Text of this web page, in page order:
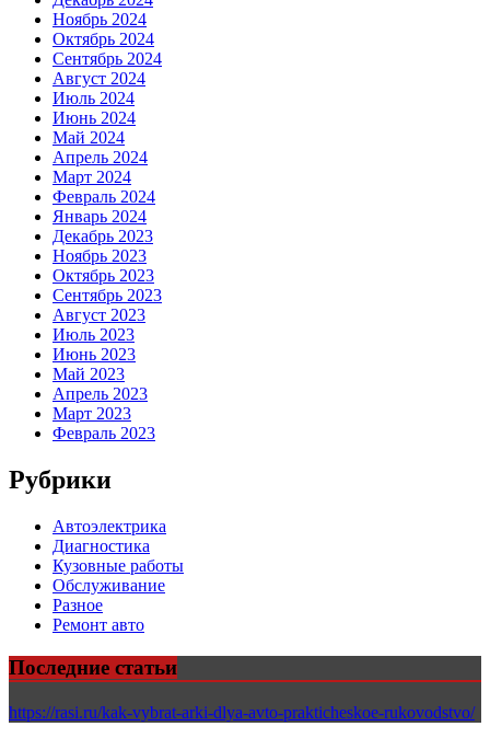
Ноябрь 2024
Октябрь 2024
Сентябрь 2024
Август 2024
Июль 2024
Июнь 2024
Май 2024
Апрель 2024
Март 2024
Февраль 2024
Январь 2024
Декабрь 2023
Ноябрь 2023
Октябрь 2023
Сентябрь 2023
Август 2023
Июль 2023
Июнь 2023
Май 2023
Апрель 2023
Март 2023
Февраль 2023
Рубрики
Автоэлектрика
Диагностика
Кузовные работы
Обслуживание
Разное
Ремонт авто
Последние статьи
https://rasi.ru/kak-vybrat-arki-dlya-avto-prakticheskoe-rukovodstvo/